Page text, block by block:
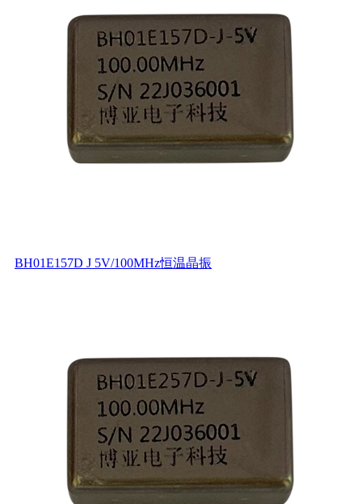
BH01E157D J 5V/100MHz恒温晶振